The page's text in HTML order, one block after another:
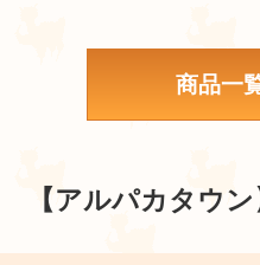
商品一
【アルパカタウン